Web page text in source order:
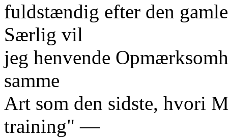
fuldstændig efter den
Særlig vil
jeg henvende
samme
Art som den sidste, hvori
training" —